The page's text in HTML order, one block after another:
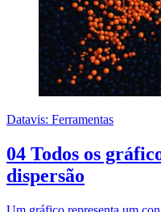
Datavis: Ferramentas
04 Todos os
dispersão